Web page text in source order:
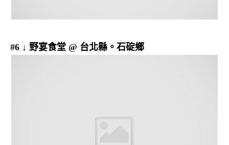
#6 ↓ 野宴食堂 @ 台北縣。石碇鄉